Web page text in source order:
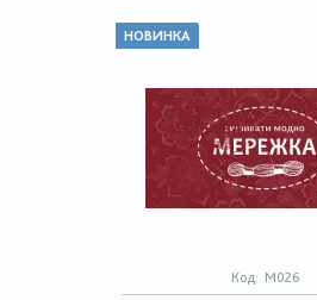
НОВИНКА
Код: М026